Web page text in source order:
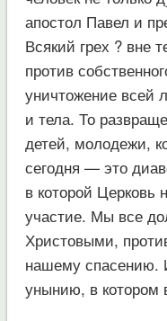
апостол Павел и
Всякий грех ? вне
против
уничтожение всей
и тела. То
детей, молодежи,
сегодня — это
в которой Церковь
участие. Мы все
Христовыми,
нашему спасению.
унынию, в котором